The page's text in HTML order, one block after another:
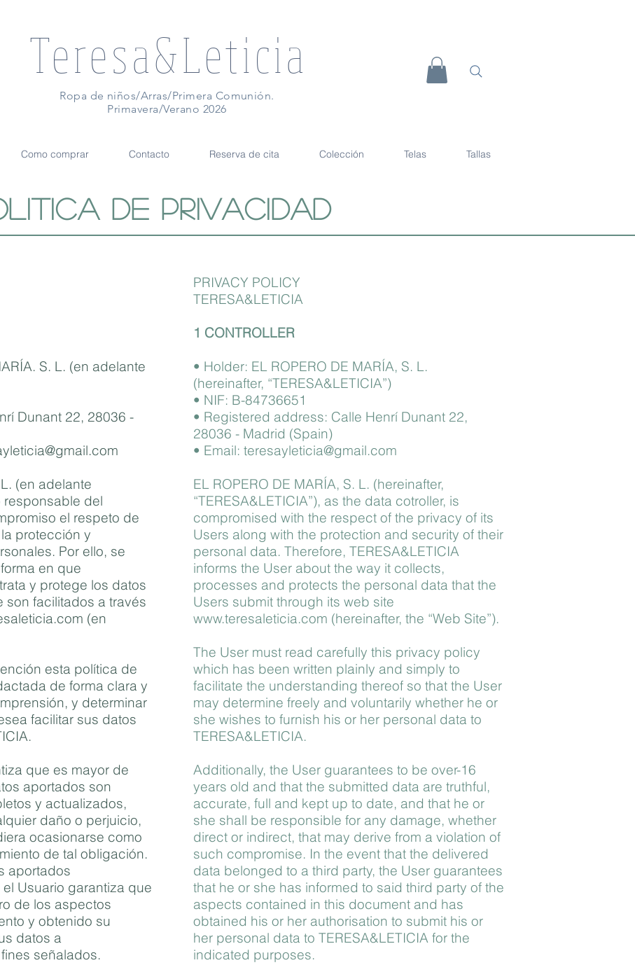
Teresa&Leticia
Ropa de niños/Arras/Primera Comunión.
Primavera/Verano 2026
Como comprar Contacto Reserva de cita Colección Telas Tallas
de privacidad
S. L. (en adelante
Dunant 22, 28036 -
(en adelante
responsable del
el respeto de
protección y
Por ello, se
en que
y protege los datos
son facilitados a través
(en
esta política de
de forma clara y
y determinar
facilitar sus datos
que es mayor de
aportados son
y actualizados,
daño o perjuicio,
ocasionarse como
de tal obligación.
aportados
Usuario garantiza que
de los aspectos
y obtenido su
datos a
señalados.
PRIVACY POLICY
TERESA&LETICIA
1 CONTROLLER
• Holder: EL ROPERO DE MARÍA, S. L.
(hereinafter, “TERESA&LETICIA”)
• NIF: B-84736651
• Registered address: Calle Henrí Dunant 22,
28036 - Madrid (Spain)
• Email: teresayleticia@gmail.com
EL ROPERO DE MARÍA, S. L. (hereinafter,
“TERESA&LETICIA”), as the data cotroller, is
compromised with the respect of the privacy of its
Users along with the protection and security of their
personal data. Therefore, TERESA&LETICIA
informs the User about the way it collects,
processes and protects the personal data that the
Users submit through its web site
www.teresaleticia.com (hereinafter, the “Web Site”).
The User must read carefully this privacy policy
which has been written plainly and simply to
facilitate the understanding thereof so that the User
may determine freely and voluntarily whether he or
she wishes to furnish his or her personal data to
TERESA&LETICIA.
Additionally, the User guarantees to be over-16
years old and that the submitted data are truthful,
accurate, full and kept up to date, and that he or
she shall be responsible for any damage, whether
direct or indirect, that may derive from a violation of
such compromise. In the event that the delivered
data belonged to a third party, the User guarantees
that he or she has informed to said third party of the
aspects contained in this document and has
obtained his or her authorisation to submit his or
her personal data to TERESA&LETICIA for the
indicated purposes.